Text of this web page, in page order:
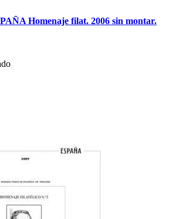
Homenaje filat. 2006 sin montar.